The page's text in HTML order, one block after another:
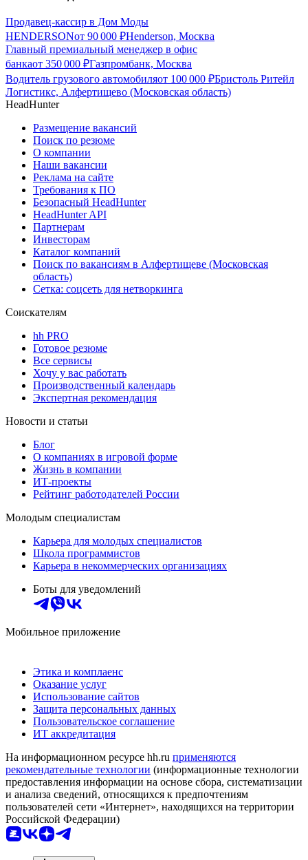
Продавец-кассир в Дом Моды
HENDERSONот 90 000 ₽Henderson, Москва
Главный премиальный менеджер в офис
банкаот 350 000 ₽Газпромбанк, Москва
Водитель грузового автомобиляот 100 000 ₽Бристоль Ритейл
Логистикс, Алфертищево (Московская область)
HeadHunter
Размещение вакансий
Поиск по резюме
О компании
Наши вакансии
Реклама на сайте
Требования к ПО
Безопасный HeadHunter
HeadHunter API
Партнерам
Инвесторам
Каталог компаний
Поиск по вакансиям в Алфертищеве (Московская
область)
Сетка: соцсеть для нетворкинга
Соискателям
hh PRO
Готовое резюме
Все сервисы
Хочу у вас работать
Производственный календарь
Экспертная рекомендация
Новости и статьи
Блог
О компаниях в игровой форме
Жизнь в компании
ИТ-проекты
Рейтинг работодателей России
Молодым специалистам
Карьера для молодых специалистов
Школа программистов
Карьера в некоммерческих организациях
Боты для уведомлений
Мобильное приложение
Этика и комплаенс
Оказание услуг
Использование сайтов
Защита персональных данных
Пользовательское соглашение
ИТ аккредитация
На информационном ресурсе hh.ru применяются
рекомендательные технологии (информационные технологии
предоставления информации на основе сбора, систематизации
и анализа сведений, относящихся к предпочтениям
пользователей сети «Интернет», находящихся на территории
Российской Федерации)